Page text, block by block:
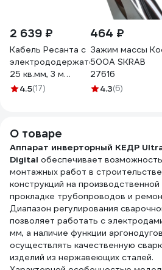
2 639 ₽
Кабель Ресанта с
электрододержателем
25 кв.мм, 3 м
71/6/44
4.5(17)
464 ₽
Зажим массы
500А SKRAB
27616
4.3(6)
О товаре
Аппарат инверторный КЕДР
Digital обеспечивает
монтажных работ в
конструкций на
прокладке трубопроводов и
Диапазон регулирования
позволяет работать с
мм, а наличие функции
осуществлять качественную
изделий из нержавеющих сталей.